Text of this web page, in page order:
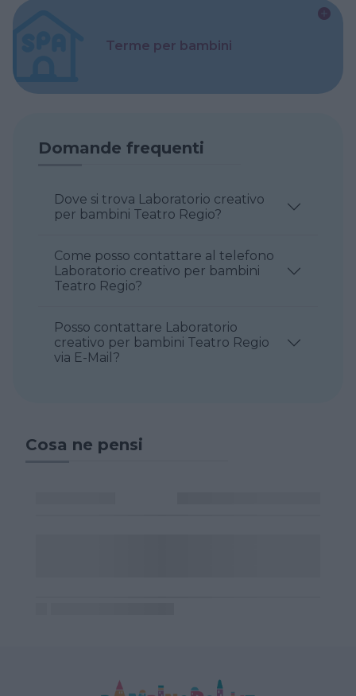
Terme per bambini
Domande frequenti
Dove si trova Laboratorio creativo
per bambini Teatro Regio?
Come posso contattare al telefono
Laboratorio creativo per bambini
Teatro Regio?
Posso contattare Laboratorio
creativo per bambini Teatro Regio
via E-Mail?
Cosa ne pensi